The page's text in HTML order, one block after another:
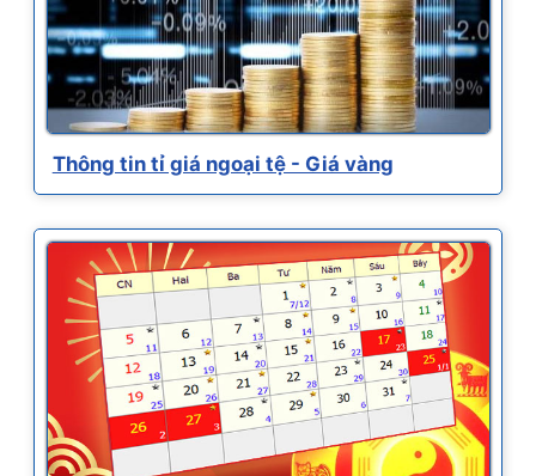
Thông tin tỉ giá ngoại tệ - Giá vàng